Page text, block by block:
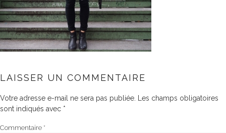
LAISSER UN COMMENTAIRE
Votre adresse e-mail ne sera pas publiée.
Les champs obligatoires
sont indiqués avec *
Commentaire *